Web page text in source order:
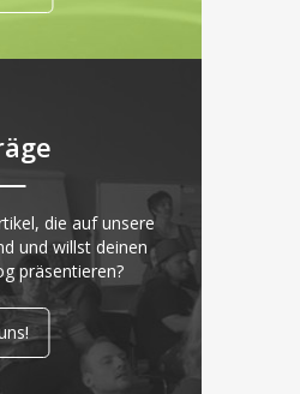
die auf unsere
und willst deinen
präsentieren?